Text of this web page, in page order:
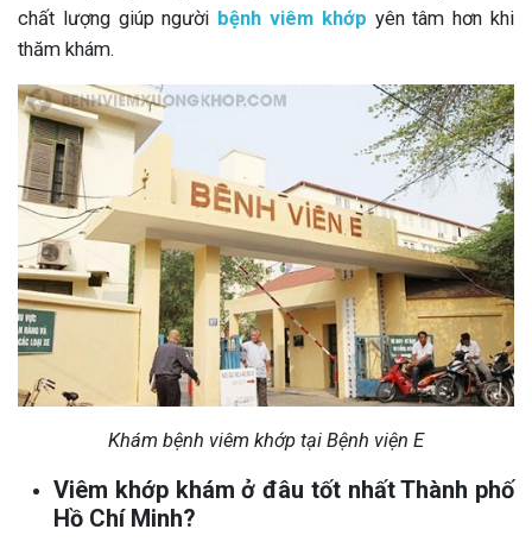
chất lượng giúp người bệnh viêm khớp yên tâm hơn khi
thăm khám.
Khám bệnh viêm khớp tại Bệnh viện E
Viêm khớp khám ở đâu tốt nhất Thành phố
Hồ Chí Minh?